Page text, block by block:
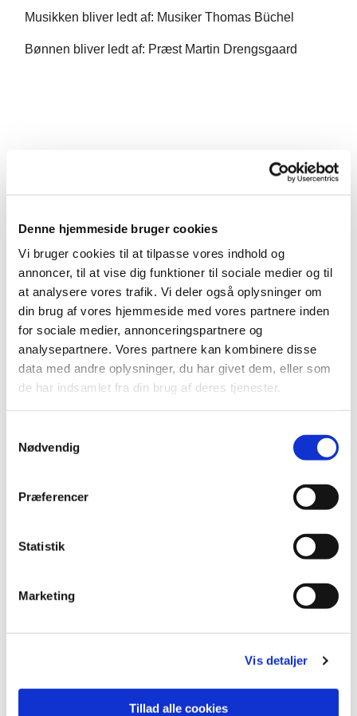
Denne hjemmeside bruger cookies
Vi bruger cookies til at tilpasse vores indhold og
annoncer, til at vise dig funktioner til sociale medier og til
at analysere vores trafik. Vi deler også oplysninger om
din brug af vores hjemmeside med vores partnere inden
for sociale medier, annonceringspartnere og
analysepartnere. Vores partnere kan kombinere disse
data med andre oplysninger, du har givet dem, eller som
de har indsamlet fra din brug af deres tjenester.
Nødvendig
Præferencer
Statistik
Marketing
Vis detaljer
Tillad alle cookies
Musikken bliver ledt af: Musiker Thomas Büchel
Bønnen bliver ledt af: Præst Martin Drengsgaard
Du vil måske også kunne lide...